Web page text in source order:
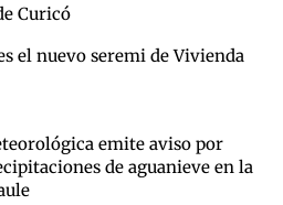
Curicó
el nuevo seremi de Vivienda
emite aviso por
de aguanieve en la